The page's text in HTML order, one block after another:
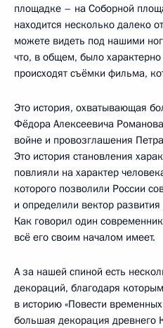
площадке – на Соборной
находится несколько далеко
можете видеть под нашими
что, в общем, было
происходят съёмки фильма,
Это история, охватывающая
Фёдора Алексеевича
войне и провозглашения
Это история становления
повлияли на характер
которого позволили России
и определили вектор
Как говорил один
всё его своим началом имеет.
А за нашей спиной есть
декораций, благодаря
в историю «Повести
большая декорация